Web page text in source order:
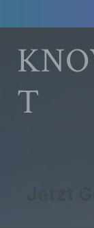
to
content
T